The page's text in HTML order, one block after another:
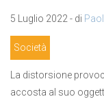
5 Luglio 2022 - di
Società
La distorsione
accosta al suo